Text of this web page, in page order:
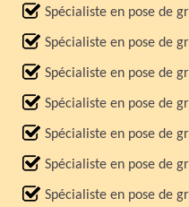
Spécialiste en pose de
Spécialiste en pose de
Spécialiste en pose de
Spécialiste en pose de
Spécialiste en pose de
Spécialiste en pose de
Spécialiste en pose de